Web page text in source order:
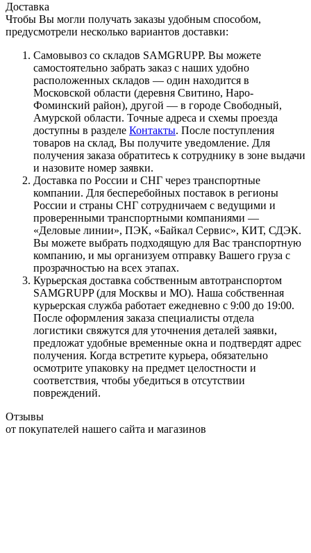
Доставка
Чтобы Вы могли получать заказы удобным способом,
предусмотрели несколько вариантов доставки:
Самовывоз со складов SAMGRUPP. Вы можете
самостоятельно забрать заказ с наших удобно
расположенных складов — один находится в
Московской области (деревня Свитино, Наро-
Фоминский район), другой — в городе Свободный,
Амурской области. Точные адреса и схемы проезда
доступны в разделе Контакты. После поступления
товаров на склад, Вы получите уведомление. Для
получения заказа обратитесь к сотруднику в зоне выдачи
и назовите номер заявки.
Доставка по России и СНГ через транспортные
компании. Для бесперебойных поставок в регионы
России и страны СНГ сотрудничаем с ведущими и
проверенными транспортными компаниями —
«Деловые линии», ПЭК, «Байкал Сервис», КИТ, СДЭК.
Вы можете выбрать подходящую для Вас транспортную
компанию, и мы организуем отправку Вашего груза с
прозрачностью на всех этапах.
Курьерская доставка собственным автотранспортом
SAMGRUPP (для Москвы и МО). Наша собственная
курьерская служба работает ежедневно с 9:00 до 19:00.
После оформления заказа специалисты отдела
логистики свяжутся для уточнения деталей заявки,
предложат удобные временные окна и подтвердят адрес
получения. Когда встретите курьера, обязательно
осмотрите упаковку на предмет целостности и
соответствия, чтобы убедиться в отсутствии
повреждений.
Отзывы
от покупателей нашего сайта и магазинов